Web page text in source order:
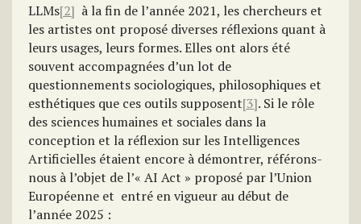
LLMs[2] à la fin de l’année 2021, les chercheurs et
les artistes ont proposé diverses réflexions quant à
leurs usages, leurs formes. Elles ont alors été
souvent accompagnées d’un lot de
questionnements sociologiques, philosophiques et
esthétiques que ces outils supposent[3]. Si le rôle
des sciences humaines et sociales dans la
conception et la réflexion sur les Intelligences
Artificielles étaient encore à démontrer, référons-
nous à l’objet de l’« AI Act » proposé par l’Union
Européenne et entré en vigueur au début de
l’année 2025 :